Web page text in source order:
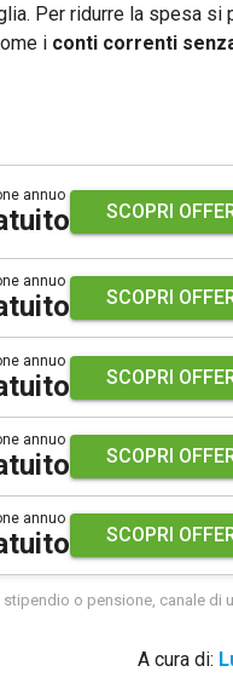
Per ridurre la spesa si
i conti correnti
annuo
SCOPRI
annuo
SCOPRI
annuo
SCOPRI
annuo
SCOPRI
annuo
SCOPRI
o pensione, canale di
A cura di: